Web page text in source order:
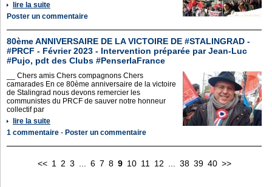
lire la suite
Poster un commentaire
80ème ANNIVERSAIRE DE LA VICTOIRE DE #STALINGRAD -
#PRCF - Février 2023 - Intervention préparée par Jean-Luc
#Pujo, pdt des Clubs #PenserlaFrance
__ Chers amis Chers compagnons Chers
camarades En ce 80ème anniversaire de la victoire
de Stalingrad nous devons remercier les
communistes du PRCF de sauver notre honneur
collectif par
lire la suite
1 commentaire - Poster un commentaire
<< 1 2 3 6 7 8 9 10 11 12 38 39 40 >>